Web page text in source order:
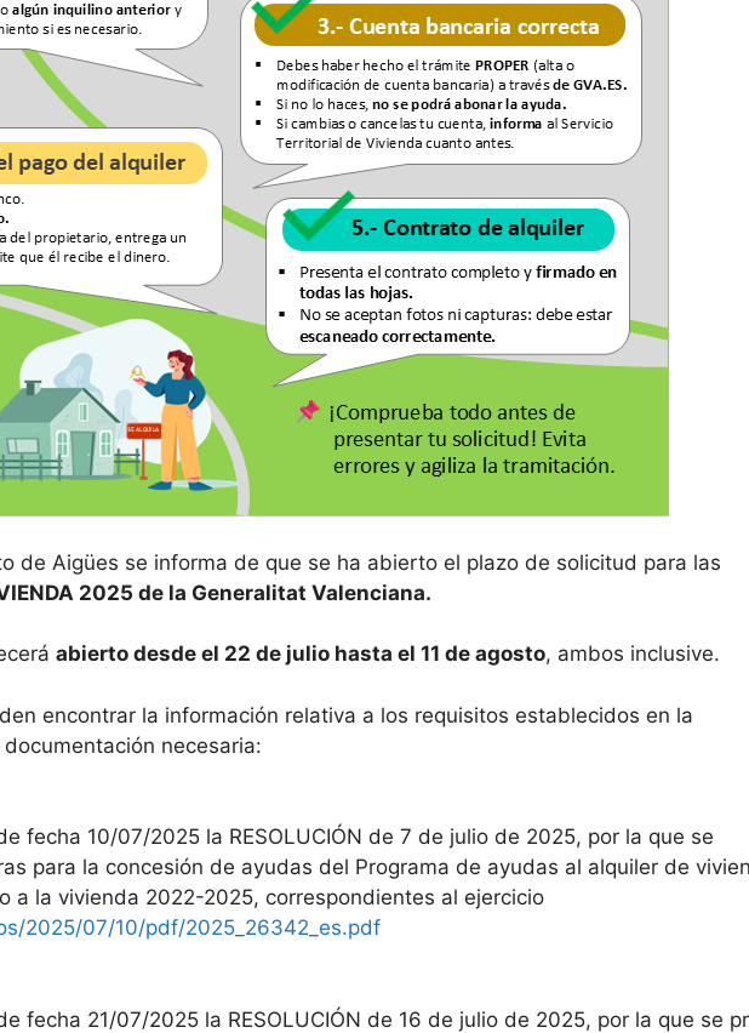
de Aigües se informa de que se ha abierto el plazo de solicitud para las
2025 de la Generalitat Valenciana.
abierto desde el 22 de julio hasta el 11 de agosto, ambos inclusive.
encontrar la información relativa a los requisitos establecidos en la
necesaria:
fecha 10/07/2025 la RESOLUCIÓN de 7 de julio de 2025, por la que se
para la concesión de ayudas del Programa de ayudas al alquiler de
a la vivienda 2022-2025, correspondientes al ejercicio
2025/07/10/pdf/2025_26342_es.pdf
fecha 21/07/2025 la RESOLUCIÓN de 16 de julio de 2025, por la que se